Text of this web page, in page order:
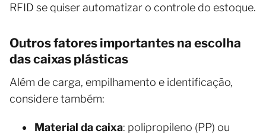
RFID se quiser automatizar o controle do estoque.
Outros fatores importantes na escolha
das caixas plásticas
Além de carga, empilhamento e identificação,
considere também:
Material da caixa: polipropileno (PP) ou